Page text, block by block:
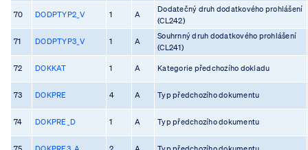
70 DODPTYP2_V 1 A
Dodatečný druh dodatkového prohlášení
(CL242)
71 DODPTYP3_V 1 A
Souhrnný druh dodatkového prohlášení
(CL241)
72 DOKKAT 1 A Kategorie předchozího dokladu
73 DOKPRE 4 A Typ předchozího dokumentu
74 DOKPRE_D 1 A Typ předchozího dokumentu